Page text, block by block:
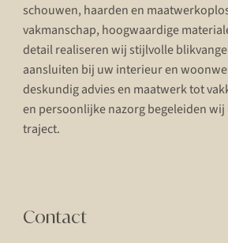
schouwen, haarden en
vakmanschap, hoogwaardige
detail realiseren wij stijlvolle
aansluiten bij uw interieur en
deskundig advies en maatwerk tot
en persoonlijke nazorg begeleiden
traject.
Contact